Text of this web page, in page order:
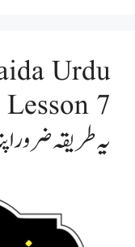
Urdu
یہ طریقہ ضرور